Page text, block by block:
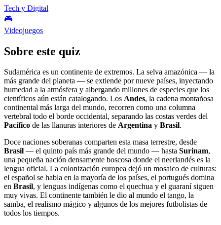
Tech y Digital
🎮
Videojuegos
Sobre este quiz
Sudamérica es un continente de extremos. La selva amazónica — la
más grande del planeta — se extiende por nueve países, inyectando
humedad a la atmósfera y albergando millones de especies que los
científicos aún están catalogando. Los Andes, la cadena montañosa
continental más larga del mundo, recorren como una columna
vertebral todo el borde occidental, separando las costas verdes del
Pacífico de las llanuras interiores de Argentina y Brasil.
Doce naciones soberanas comparten esta masa terrestre, desde
Brasil — el quinto país más grande del mundo — hasta Surinam,
una pequeña nación densamente boscosa donde el neerlandés es la
lengua oficial. La colonización europea dejó un mosaico de culturas:
el español se habla en la mayoría de los países, el portugués domina
en Brasil, y lenguas indígenas como el quechua y el guaraní siguen
muy vivas. El continente también le dio al mundo el tango, la
samba, el realismo mágico y algunos de los mejores futbolistas de
todos los tiempos.